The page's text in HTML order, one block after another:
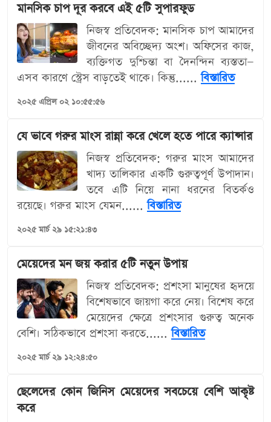
মানসিক চাপ দূর করবে এই ৫টি সুপারফুড
নিজস্ব প্রতিবেদক: মানসিক চাপ আমাদের
জীবনের অবিচ্ছেদ্য অংশ। অফিসের কাজ,
ব্যক্তিগত দুশ্চিন্তা বা দৈনন্দিন ব্যস্ততা—
এসব কারণে স্ট্রেস বাড়তেই থাকে। কিন্তু......বিস্তারিত
২০২৫ এপ্রিল ০২ ১০:৫৫:৫৬
যে ভাবে গরুর মাংস রান্না করে খেলে হতে পারে ক্যান্সার
নিজস্ব প্রতিবেদক: গরুর মাংস আমাদের
খাদ্য তালিকার একটি গুরুত্বপূর্ণ উপাদান।
তবে এটি নিয়ে নানা ধরনের বিতর্কও
রয়েছে। গরুর মাংস যেমন......বিস্তারিত
২০২৫ মার্চ ২৯ ১৫:২১:৪৩
মেয়েদের মন জয় করার ৫টি নতুন উপায়
নিজস্ব প্রতিবেদক: প্রশংসা মানুষের হৃদয়ে
বিশেষভাবে জায়গা করে নেয়। বিশেষ করে
মেয়েদের ক্ষেত্রে প্রশংসার গুরুত্ব অনেক
বেশি। সঠিকভাবে প্রশংসা করতে......বিস্তারিত
২০২৫ মার্চ ২৯ ১২:২৪:৫০
ছেলেদের কোন জিনিস মেয়েদের সবচেয়ে বেশি আকৃষ্ট
করে